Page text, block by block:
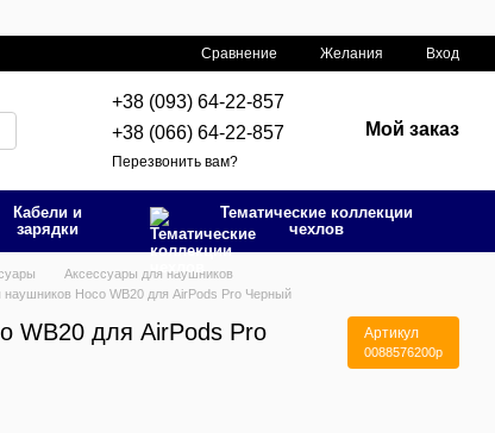
Сравнение Желания Вход
+38 (093) 64-22-857
+38 (066) 64-22-857
Перезвонить вам?
Мой заказ
Кабели и
зарядки
Тематические коллекции
чехлов
Аксессуары для наушников
наушников Hoco WB20 для AirPods Pro Черный
WB20 для AirPods Pro
Артикул
0088576200p